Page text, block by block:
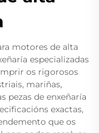
motores de alta
especializadas
os rigorosos
mariñas,
pezas de enxeñaría
exactas,
que os